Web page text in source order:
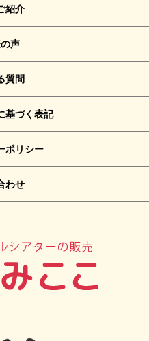
紹介
声
質問
基づく表記
ポリシー
わせ